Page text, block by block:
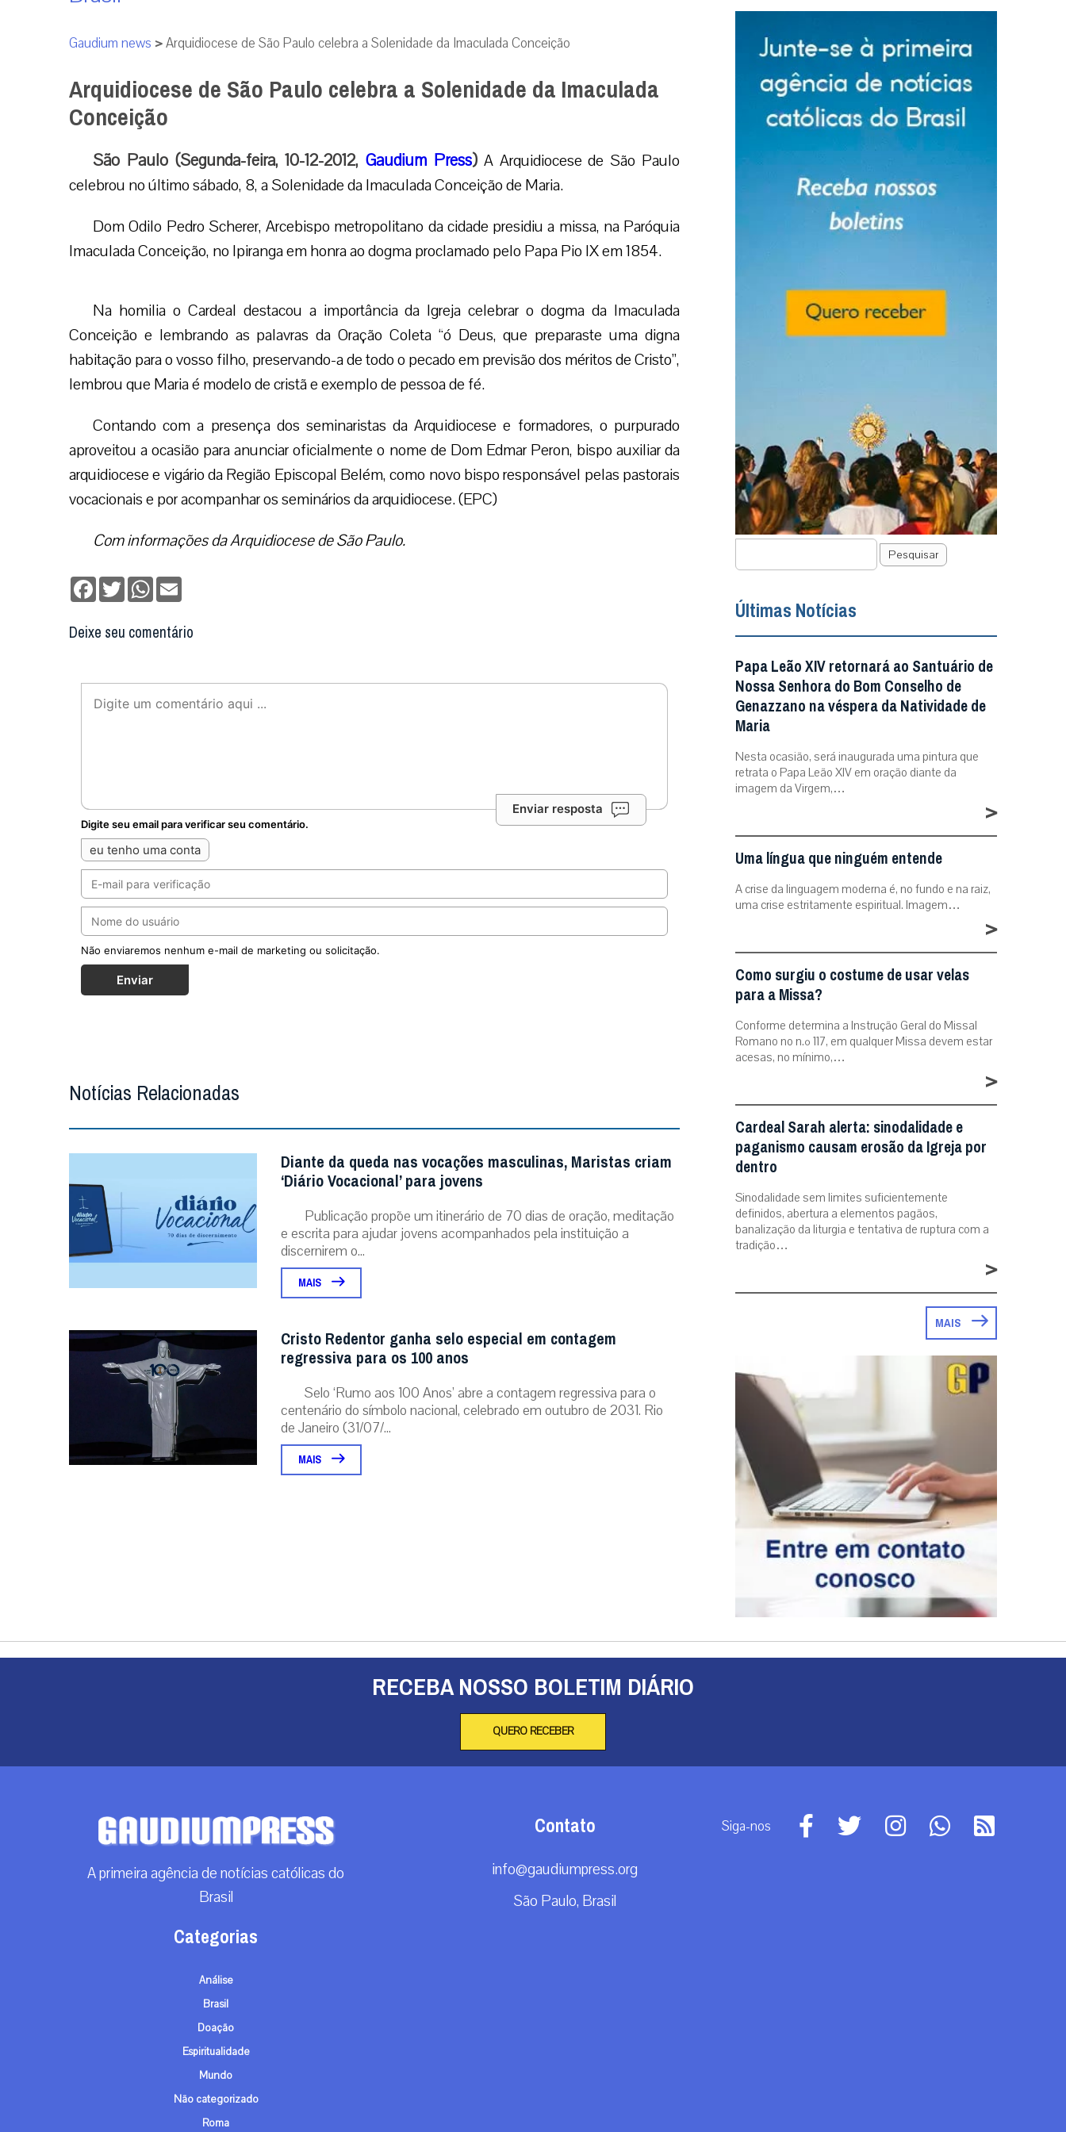
Gaudium news >Arquidiocese de São Paulo celebra a Solenidade da Imaculada Conceição
Arquidiocese de São Paulo celebra a Solenidade da Imaculada
Conceição
São Paulo (Segunda-feira, 10-12-2012,Gaudium Press) A Arquidiocese de São Paulo
celebrou no último sábado, 8, a Solenidade da Imaculada Conceição de Maria.
Dom Odilo Pedro Scherer, Arcebispo metropolitano da cidade presidiu a missa, na Paróquia
Imaculada Conceição, no Ipiranga em honra ao dogma proclamado pelo Papa Pio IX em 1854.
Na homilia o Cardeal destacou a importância da Igreja celebrar o dogma da Imaculada
Conceição e lembrando as palavras da Oração Coleta “ó Deus, que preparaste uma digna
habitação para o vosso filho, preservando-a de todo o pecado em previsão dos méritos de Cristo”,
lembrou que Maria é modelo de cristã e exemplo de pessoa de fé.
Contando com a presença dos seminaristas da Arquidiocese e formadores, o purpurado
aproveitou a ocasião para anunciar oficialmente o nome de Dom Edmar Peron, bispo auxiliar da
arquidiocese e vigário da Região Episcopal Belém, como novo bispo responsável pelas pastorais
vocacionais e por acompanhar os seminários da arquidiocese. (EPC)
Com informações da Arquidiocese de São Paulo.
Facebook
TwitterWhatsApp
Deixe seu comentário
Enviar resposta
Digite seu email para verificar seu comentário.
eu tenho uma conta
Não enviaremos nenhum e-mail de marketing ou solicitação.
Enviar
Notícias Relacionadas
Diante da queda nas vocações masculinas, Maristas criam
‘Diário Vocacional’ para jovens
Publicação propõe um itinerário de 70 dias de oração, meditação
e escrita para ajudar jovens acompanhados pela instituição a
discernirem o...
MAIS
Cristo Redentor ganha selo especial em contagem
regressiva para os 100 anos
Selo ‘Rumo aos 100 Anos’ abre a contagem regressiva para o
centenário do símbolo nacional, celebrado em outubro de 2031. Rio
de Janeiro (31/07/...
MAIS
Pesquisar
Últimas Notícias
Papa Leão XIV retornará ao Santuário de
Nossa Senhora do Bom Conselho de
Genazzano na véspera da Natividade de
Maria
Nesta ocasião, será inaugurada uma pintura que
retrata o Papa Leão XIV em oração diante da
imagem da Virgem,…
>
Uma língua que ninguém entende
A crise da linguagem moderna é, no fundo e na raiz,
uma crise estritamente espiritual. Imagem…
>
Como surgiu o costume de usar velas
para a Missa?
Conforme determina a Instrução Geral do Missal
Romano no n.º 117, em qualquer Missa devem estar
acesas, no mínimo,…
>
Cardeal Sarah alerta: sinodalidade e
paganismo causam erosão da Igreja por
dentro
Sinodalidade sem limites suficientemente
definidos, abertura a elementos pagãos,
banalização da liturgia e tentativa de ruptura com a
tradição…
>
MAIS
RECEBA NOSSO BOLETIM DIÁRIO
QUERO RECEBER
A primeira agência de notícias católicas do
Brasil
Categorias
Análise
Brasil
Doação
Espiritualidade
Mundo
Não categorizado
Roma
Contato
info@gaudiumpress.org
São Paulo, Brasil
Siga-nos